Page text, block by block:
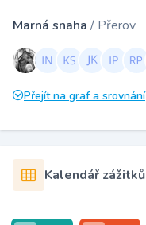
Marná snaha / Přerov
Přejít na graf a srovnání
Kalendář zážitků